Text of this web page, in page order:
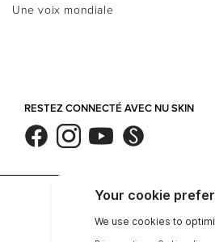
Une voix mondiale
RESTEZ CONNECTÉ AVEC NU SKIN